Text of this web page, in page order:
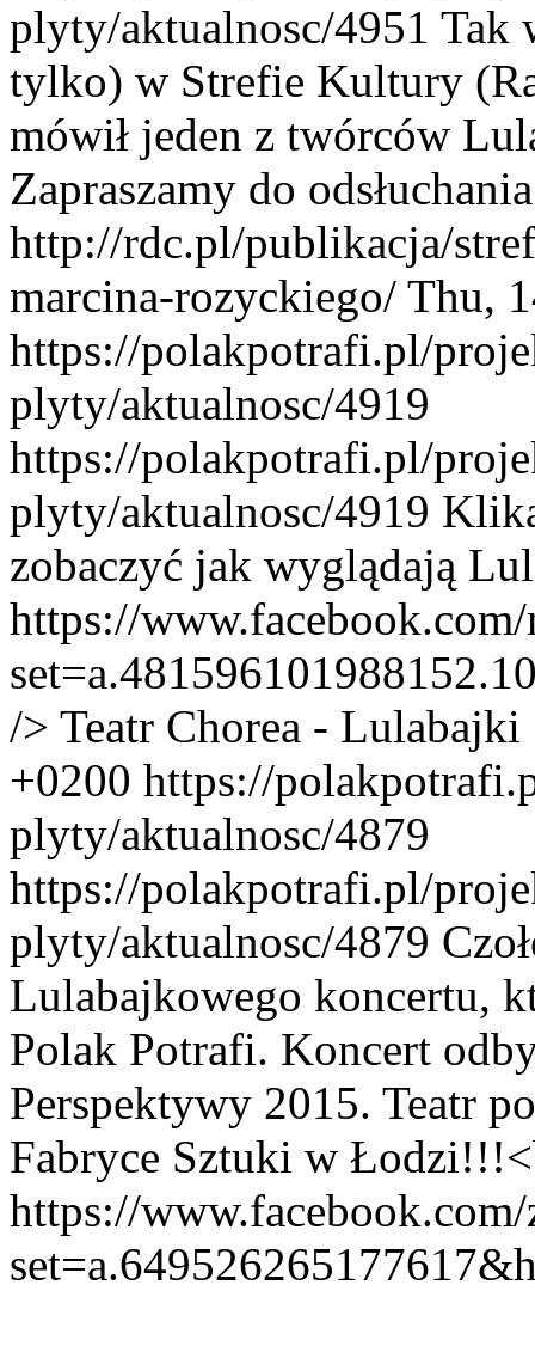
plyty/aktualnosc/4951 Tak
tylko) w Strefie Kultury
mówił jeden z twórców
Zapraszamy do
http://rdc.pl/publikacja/
marcina-rozyckiego/ Thu,
https://polakpotrafi.pl/
plyty/aktualnosc/4919
https://polakpotrafi.pl/
plyty/aktualnosc/4919
zobaczyć jak wyglądają
https://www.facebook.com/
/> Teatr Chorea - Lulabajki
+0200 https://
plyty/aktualnosc/4879
https://polakpotrafi.pl/
plyty/aktualnosc/4879
Lulabajkowego koncertu,
Polak Potrafi. Koncert
Perspektywy 2015. Teatr
Fabryce Sztuki w
https://